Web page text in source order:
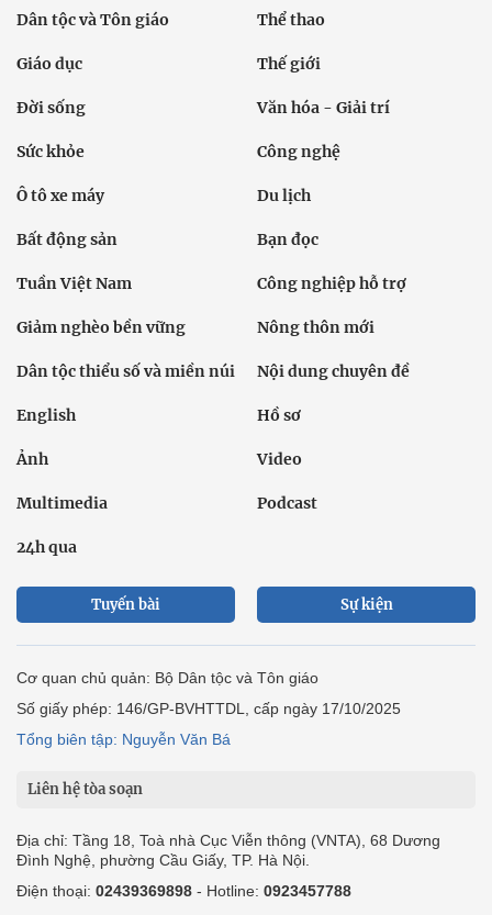
Dân tộc và Tôn giáo Thể thao
Giáo dục Thế giới
Đời sống Văn hóa - Giải trí
Sức khỏe Công nghệ
Ô tô xe máy Du lịch
Bất động sản Bạn đọc
Tuần Việt Nam Công nghiệp hỗ trợ
Giảm nghèo bền vững Nông thôn mới
Dân tộc thiểu số và miền núi Nội dung chuyên đề
English Hồ sơ
Ảnh Video
Multimedia Podcast
24h qua
Tuyến bài Sự kiện
Cơ quan chủ quản: Bộ Dân tộc và Tôn giáo
Số giấy phép: 146/GP-BVHTTDL, cấp ngày 17/10/2025
Tổng biên tập: Nguyễn Văn Bá
Liên hệ tòa soạn
Địa chỉ: Tầng 18, Toà nhà Cục Viễn thông (VNTA), 68 Dương
Đình Nghệ, phường Cầu Giấy, TP. Hà Nội.
Điện thoại: 02439369898 - Hotline: 0923457788